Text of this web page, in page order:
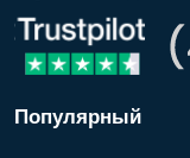
Популярный